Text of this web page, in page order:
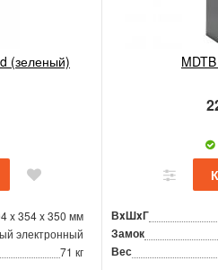
(зеленый)
x 354 x 350 мм
электронный
71 кг
ВxШxГ
Замок
Вес